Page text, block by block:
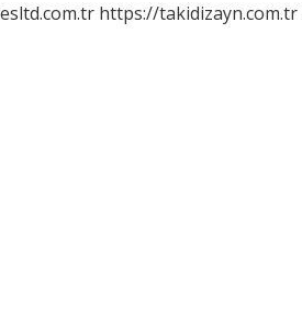
https://takidizayn.com.tr